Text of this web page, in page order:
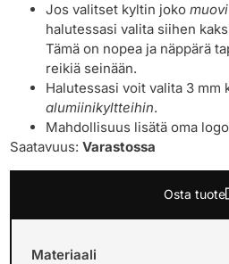
Jos valitset kyltin joko
halutessasi valita siihen
Tämä on nopea ja näppärä
reikiä seinään.
Halutessasi voit valita 3
alumiinikyltteihin.
Mahdollisuus lisätä oma
Saatavuus:Varastossa
Osta tuote
Materiaali